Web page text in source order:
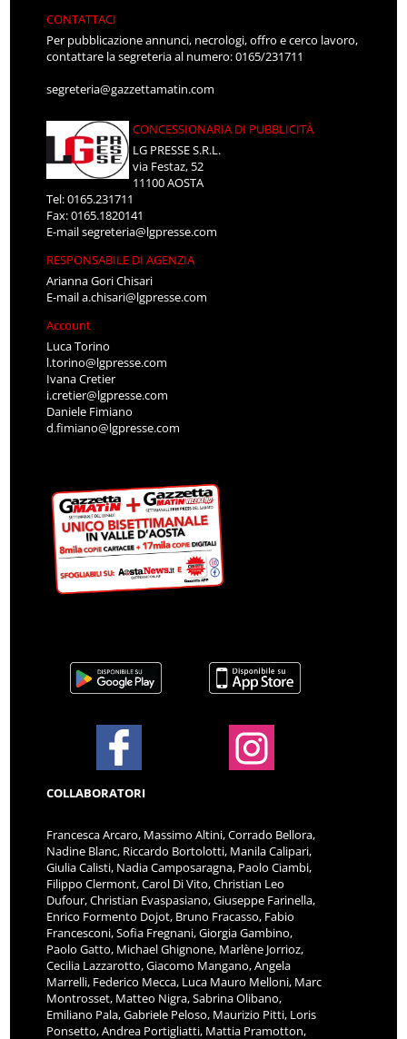
CONTATTACI
Per pubblicazione annunci, necrologi, offro e cerco lavoro,
contattare la segreteria al numero: 0165/231711
segreteria@gazzettamatin.com
CONCESSIONARIA DI PUBBLICITÀ
LG PRESSE S.R.L.
via Festaz, 52
11100 AOSTA
Tel: 0165.231711
Fax: 0165.1820141
E-mailsegreteria@lgpresse.com
RESPONSABILE DI AGENZIA
Arianna Gori Chisari
E-maila.chisari@lgpresse.com
Account
Luca Torino
l.torino@lgpresse.com
Ivana Cretier
i.cretier@lgpresse.com
Daniele Fimiano
d.fimiano@lgpresse.com
COLLABORATORI
Francesca Arcaro, Massimo Altini, Corrado Bellora,
Nadine Blanc, Riccardo Bortolotti, Manila Calipari,
Giulia Calisti, Nadia Camposaragna, Paolo Ciambi,
Filippo Clermont, Carol Di Vito, Christian Leo
Dufour, Christian Evaspasiano, Giuseppe Farinella,
Enrico Formento Dojot, Bruno Fracasso, Fabio
Francesconi, Sofia Fregnani, Giorgia Gambino,
Paolo Gatto, Michael Ghignone, Marlène Jorrioz,
Cecilia Lazzarotto, Giacomo Mangano, Angela
Marrelli, Federico Mecca, Luca Mauro Melloni, Marc
Montrosset, Matteo Nigra, Sabrina Olibano,
Emiliano Pala, Gabriele Peloso, Maurizio Pitti, Loris
Ponsetto, Andrea Portigliatti, Mattia Pramotton,